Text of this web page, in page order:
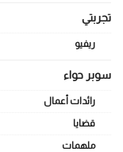
تجربتي
ريفيو
سوبر حواء
رائدات أعمال
قضايا
ملهمات